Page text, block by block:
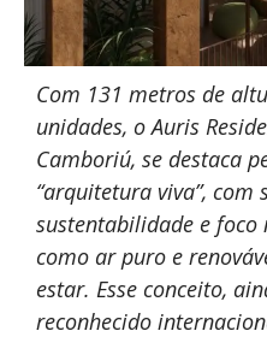
Com 131 metros de
unidades, o Auris
Camboriú, se destaca
“arquitetura viva”, com
sustentabilidade e foco
como ar puro e
estar. Esse conceito,
reconhecido